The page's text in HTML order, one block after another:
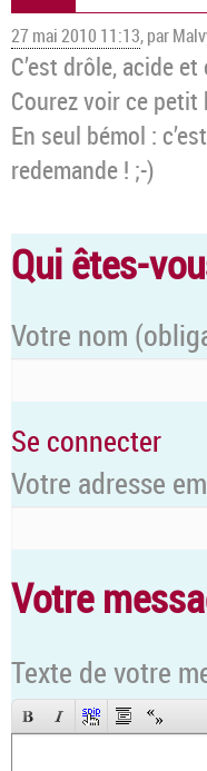
27 mai 2010 11:13, par
C’est drôle, acide
Courez voir ce
En seul bémol :
redemande ! ;-)
Qui êtes-
Votre nom
Se connecter
Votre adresse
Votre